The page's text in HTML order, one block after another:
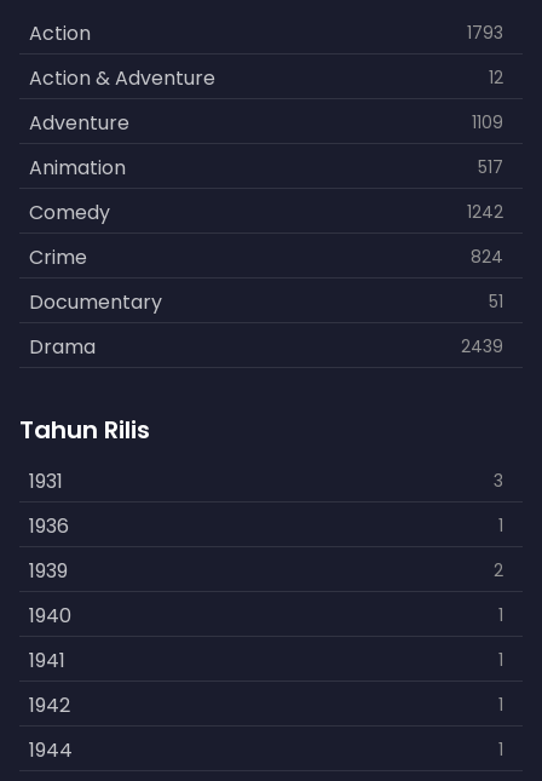
Action 1793
Action & Adventure 12
Adventure 1109
Animation 517
Comedy 1242
Crime 824
Documentary 51
Drama 2439
Fantasy
History 253
Horror 901
Kids 3
Music 109
Mystery 609
Politics 15
Reality 1
Tahun Rilis
1931 3
1936 1
1939 2
1940 1
1941 1
1942 1
1944 1